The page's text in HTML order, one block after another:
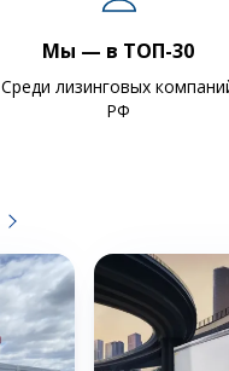
Мы — в ТОП-30
Среди лизинговых
РФ